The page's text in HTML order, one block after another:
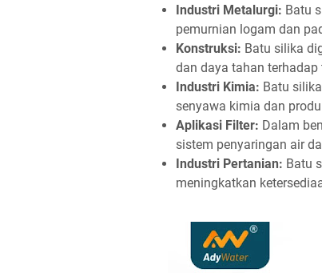
Industri Metalurgi: Batu
pemurnian logam dan
Konstruksi: Batu silika
dan daya tahan terhadap
Industri Kimia: Batu
senyawa kimia dan
Aplikasi Filter: Dalam
sistem penyaringan air
Industri Pertanian: Batu
meningkatkan